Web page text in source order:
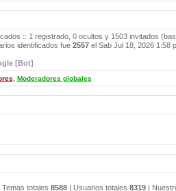
:: 1 registrado, 0 ocultos y 1503 invitados
identificados fue 2557el Sab Jul 18, 2026 1:58
[Bot]
Moderadores globales
totales 8588| Usuarios totales 8319|